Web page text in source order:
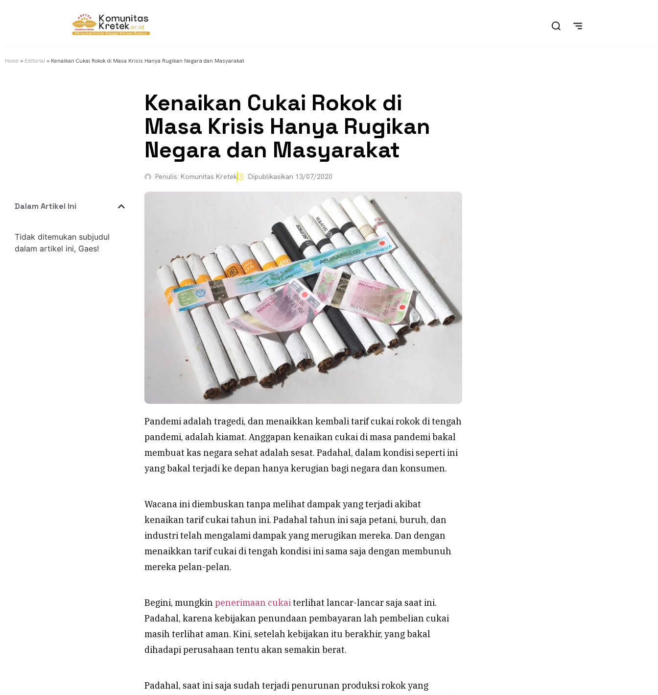
Home » Editorial » Kenaikan Cukai Rokok di Masa Krisis Hanya Rugikan Negara dan Masyarakat
Kenaikan Cukai Rokok di
Masa Krisis Hanya Rugikan
Negara dan Masyarakat
Penulis: Komunitas Kretek Dipublikasikan 13/07/2020
Dalam Artikel Ini
Tidak ditemukan subjudul
dalam artikel ini, Gaes!
Pandemi adalah tragedi, dan menaikkan kembali tarif cukai rokok di tengah
pandemi, adalah kiamat. Anggapan kenaikan cukai di masa pandemi bakal
membuat kas negara sehat adalah sesat. Padahal, dalam kondisi seperti ini
yang bakal terjadi ke depan hanya kerugian bagi negara dan konsumen.
Wacana ini diembuskan tanpa melihat dampak yang terjadi akibat
kenaikan tarif cukai tahun ini. Padahal tahun ini saja petani, buruh, dan
industri telah mengalami dampak yang merugikan mereka. Dan dengan
menaikkan tarif cukai di tengah kondisi ini sama saja dengan membunuh
mereka pelan-pelan.
Begini, mungkin penerimaan cukaiterlihat lancar-lancar saja saat ini.
Padahal, karena kebijakan penundaan pembayaran lah pembelian cukai
masih terlihat aman. Kini, setelah kebijakan itu berakhir, yang bakal
dihadapi perusahaan tentu akan semakin berat.
Padahal, saat ini saja sudah terjadi penurunan produksi rokok yang